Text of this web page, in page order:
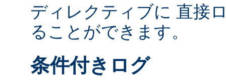
ディレクティブに 直接
ることができます。
条件付きログ